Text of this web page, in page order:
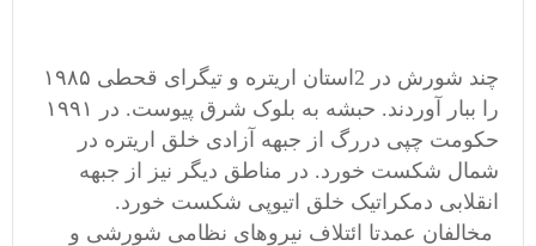
چند شورش‌ در 2استان‌ اریتره و تیگرای قحطی ۱۹۸۵
را ببار آوردند. حبشه به بلوک شرق پیوست. در ۱۹۹۱
حکومت چپی دررگ از جبهه آزادی خلق اریتره در
شمال شکست خورد. در مناطق دیگر نیز از جبهه
انقلابی دمکراتیک خلق اتیوپی شکست خورد.
مخالفان عمدتا ائتلاف نیروهای نظامی شورشی و